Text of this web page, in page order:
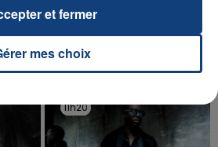
contre la clinique qui a
11h20
11h20
mes choix
et fermer